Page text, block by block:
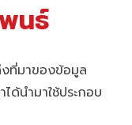
นธ์
ที่มาของข้อมูล
ด้นำมาใช้ประกอบ